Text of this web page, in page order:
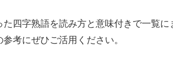
四字熟語を読み方と意味付きで一覧
考にぜひご活用ください。